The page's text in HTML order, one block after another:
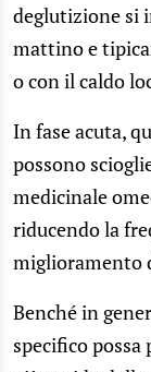
deglutizione si
mattino e
o con il caldo
In fase acuta,
possono
medicinale
riducendo la
miglioramento
Benché in
specifico